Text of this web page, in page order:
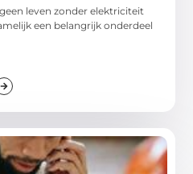
leven zonder elektriciteit
een belangrijk onderdeel